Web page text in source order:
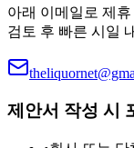
아래 이메일로 제
검토 후 빠른 시일
제안서 작성 시